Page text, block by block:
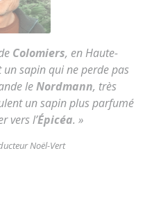
Colomiers, en Haute-
sapin qui ne perde pas
leNordmann, très
un sapin plus parfumé
vers l’Épicéa. »
Noël-Vert